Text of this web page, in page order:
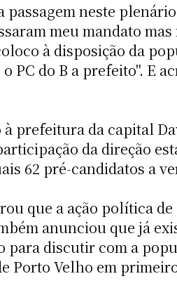
neste
meu mandato
à disposição da
PC do B a prefeito". E
prefeitura da capital
da direção
62 pré-candidatos a
que a ação política
anunciou que já
para discutir com a
Porto Velho em